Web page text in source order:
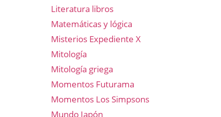
Literatura libros
Matemáticas y lógica
Misterios Expediente X
Mitología
Mitología griega
Momentos Futurama
Momentos Los Simpsons
Mundo Japón